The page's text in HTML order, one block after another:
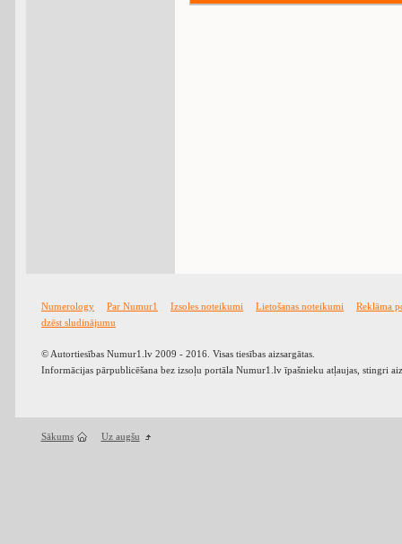
Numerology Par Numur1 Izsoles noteikumi Lietošanas noteikumi
Reklāma
dzēst sludinājumu
© Autortiesības Numur1.lv 2009 - 2016. Visas tiesības aizsargātas.
Informācijas pārpublicēšana bez izsoļu portāla Numur1.lv īpašnieku atļaujas, stingri
Sākums Uz augšu